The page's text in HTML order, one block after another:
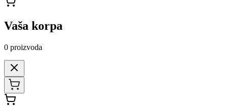
Vaša korpa
0 proizvoda